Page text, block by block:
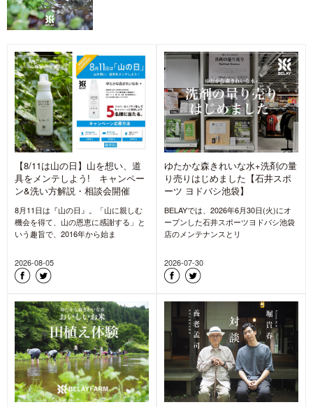
【8/11は山の日】山を想い、道
具をメンテしよう! キャンペー
ン&洗い方解説・相談会開催
8月11日は『山の日』。「山に親しむ
機会を得て、山の恩恵に感謝する」と
いう趣旨で、2016年から始ま
2026-08-05
ゆたかな森きれいな水+洗剤の量
り売りはじめました【石井スポ
ーツ ヨドバシ池袋】
BELAYでは、2026年6月30日(火)にオ
ープンした石井スポーツヨドバシ池袋
店のメンテナンスとリ
2026-07-30